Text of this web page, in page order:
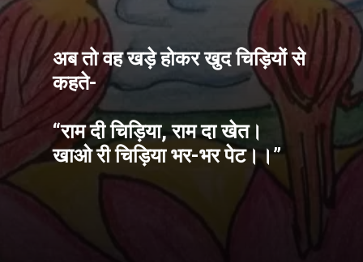
अब तो वह खड़े होकर खुद चिड़ियों से
कहते-
“राम दी चिड़िया, राम दा खेत।
खाओ री चिड़िया भर-भर पेट।।”